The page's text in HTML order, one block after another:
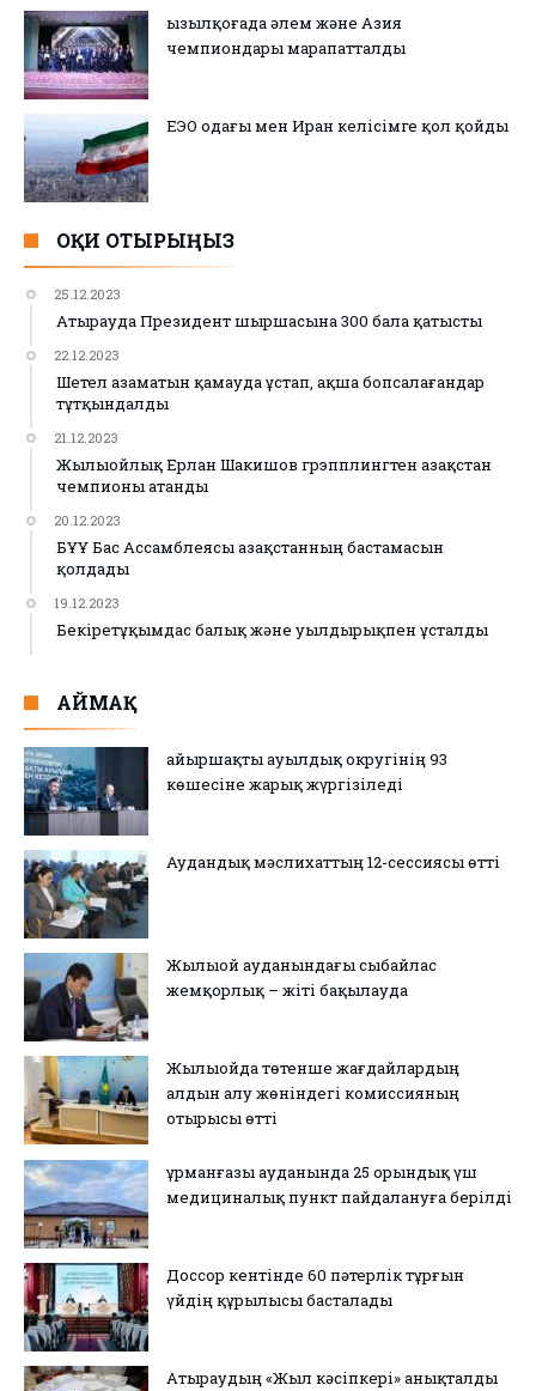
Қызылқоғада әлем және Азия
чемпиондары марапатталды
ЕЭО одағы мен Иран келісімге қол қойды
ОҚИ ОТЫРЫҢЫЗ
25.12.2023
Атырауда Президент шыршасына 300 бала қатысты
22.12.2023
Шетел азаматын қамауда ұстап, ақша бопсалағандар
тұтқындалды
21.12.2023
Жылыойлық Ерлан Шакишов грэпплингтен Қазақстан
чемпионы атанды
20.12.2023
БҰҰ Бас Ассамблеясы Қазақстанның бастамасын
қолдады
19.12.2023
Бекіретұқымдас балық және уылдырықпен ұсталды
АЙМАҚ
Қайыршақты ауылдық округінің 93
көшесіне жарық жүргізіледі
Аудандық мәслихаттың 12-сессиясы өтті
Жылыой ауданындағы сыбайлас
жемқорлық – жіті бақылауда
Жылыойда төтенше жағдайлардың
алдын алу жөніндегі комиссияның
отырысы өтті
Құрманғазы ауданында 25 орындық үш
медициналық пункт пайдалануға берілді
Доссор кентінде 60 пәтерлік тұрғын
үйдің құрылысы басталады
Атыраудың «Жыл кәсіпкері» анықталды